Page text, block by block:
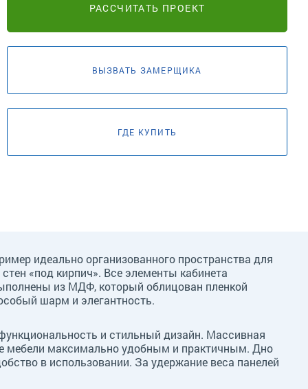
РАССЧИТАТЬ ПРОЕКТ
ВЫЗВАТЬ ЗАМЕРЩИКА
ГДЕ КУПИТЬ
идеально организованного пространства для
«под кирпич». Все элементы кабинета
из МДФ, который облицован пленкой
шарм и элегантность.
и стильный дизайн. Массивная
мебели максимально удобным и практичным. Дно
в использовании. За удержание веса панелей